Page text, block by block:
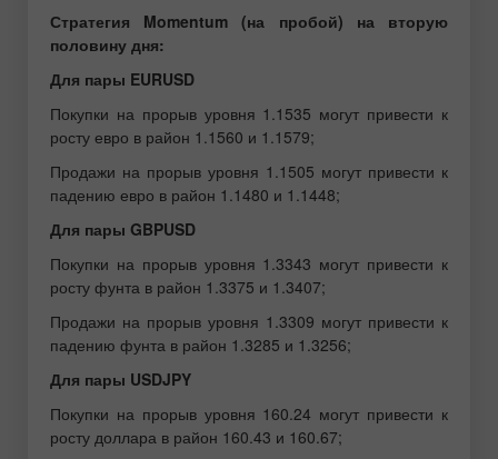
Стратегия Momentum (на пробой) на вторую
половину дня:
Для пары EURUSD
Покупки на прорыв уровня 1.1535 могут привести к
росту евро в район 1.1560 и 1.1579;
Продажи на прорыв уровня 1.1505 могут привести к
падению евро в район 1.1480 и 1.1448;
Для пары GBPUSD
Покупки на прорыв уровня 1.3343 могут привести к
росту фунта в район 1.3375 и 1.3407;
Продажи на прорыв уровня 1.3309 могут привести к
падению фунта в район 1.3285 и 1.3256;
Для пары USDJPY
Покупки на прорыв уровня 160.24 могут привести к
росту доллара в район 160.43 и 160.67;